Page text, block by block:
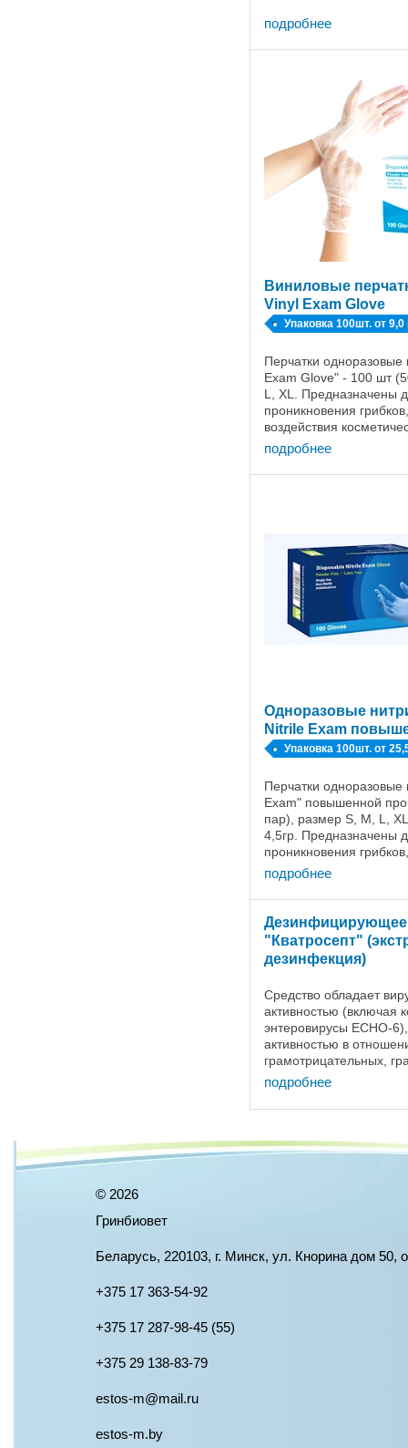
Сфера ...
подробнее
Виниловые
Vinyl Exam Glove
Упаковка 100шт. от
Перчатки
Exam Glove" - 100 шт
L, XL. Предназначены
проникновения
воздействия
подробнее
Одноразовые
Nitrile Exam
Упаковка 100шт. от
Перчатки
Exam" повышенной
пар), размер S, M, L,
4,5гр. Предназначены
проникновения
воздействия
подробнее
Дезинфицирующее
"Кватросепт"
дезинфекция)
Средство обладает
активностью (включая
энтеровирусы ЕСНО-
активностью в
грамотрицательных,
бактерий (включая
туберкулеза,
фунгицидной
подробнее
© 2026
Гринбиовет
Беларусь, 220103, г. Минск, ул. Кнорина дом 50,
+375 17 363-54-92
+375 17 287-98-45 (55)
+375 29 138-83-79
estos-m@mail.ru
estos-m.by